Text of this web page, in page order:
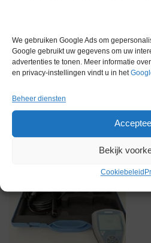
We gebruiken Google Ads om
Google gebruikt uw gegevens om uw
advertenties te tonen. Meer informatie
en privacy-instellingen vindt u in het
Beheer diensten
Bekijk
Cookiebeleid
Gerelateerde
Voorraad